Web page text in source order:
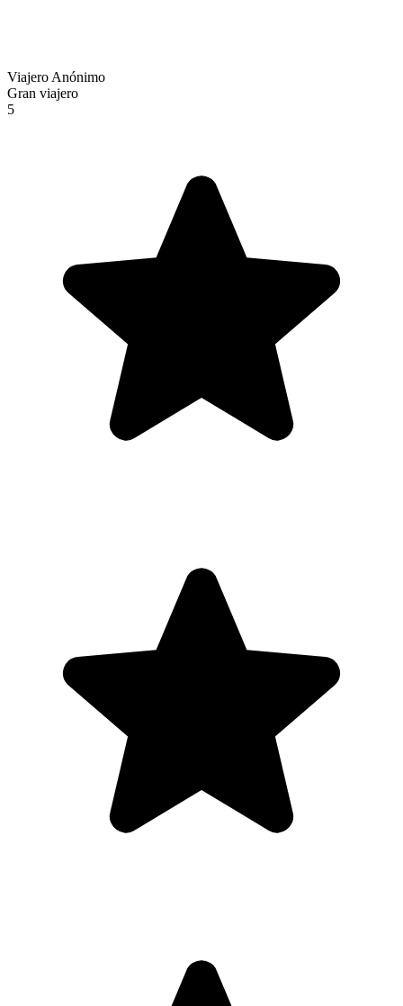
Viajero Anónimo
Gran viajero
5